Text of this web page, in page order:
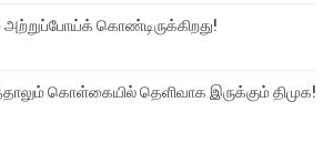
அற்றுப்போய்க் கொண்டிருக்கிறது!
கொள்கையில் தெளிவாக இருக்கும் திமுக!